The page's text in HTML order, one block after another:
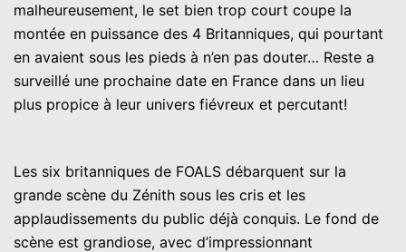
malheureusement, le set bien trop court coupe la
montée en puissance des 4 Britanniques, qui pourtant
en avaient sous les pieds à n’en pas douter… Reste a
surveillé une prochaine date en France dans un lieu
plus propice à leur univers fiévreux et percutant!
Les six britanniques de FOALS débarquent sur la
grande scène du Zénith sous les cris et les
applaudissements du public déjà conquis. Le fond de
scène est grandiose, avec d’impressionnant